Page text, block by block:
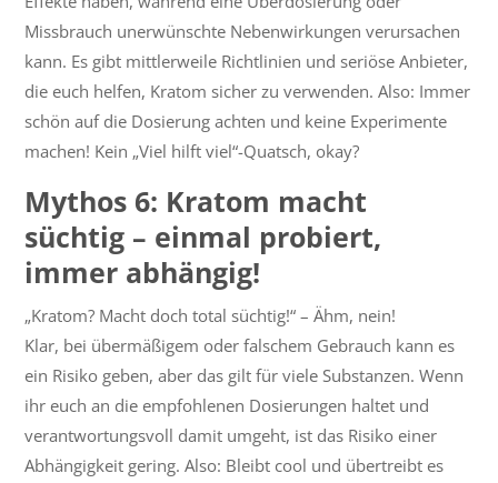
Missbrauch unerwünschte Nebenwirkungen verursachen
kann. Es gibt mittlerweile Richtlinien und seriöse Anbieter,
die euch helfen, Kratom sicher zu verwenden. Also: Immer
schön auf die Dosierung achten und keine Experimente
machen! Kein „Viel hilft viel“-Quatsch, okay?
Mythos 6: Kratom macht
süchtig – einmal probiert,
immer abhängig!
„Kratom? Macht doch total süchtig!“ – Ähm, nein!
Klar, bei übermäßigem oder falschem Gebrauch kann es
ein Risiko geben, aber das gilt für viele Substanzen. Wenn
ihr euch an die empfohlenen Dosierungen haltet und
verantwortungsvoll damit umgeht, ist das Risiko einer
Abhängigkeit gering. Also: Bleibt cool und übertreibt es